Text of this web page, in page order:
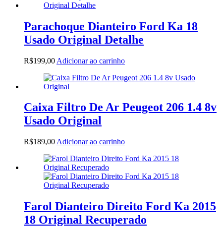
Parachoque Dianteiro Ford Ka 18
Usado Original Detalhe
R$199,00 Adicionar ao carrinho
Caixa Filtro De Ar Peugeot 206 1.4 8v
Usado Original
R$189,00 Adicionar ao carrinho
Farol Dianteiro Direito Ford Ka 2015
18 Original Recuperado